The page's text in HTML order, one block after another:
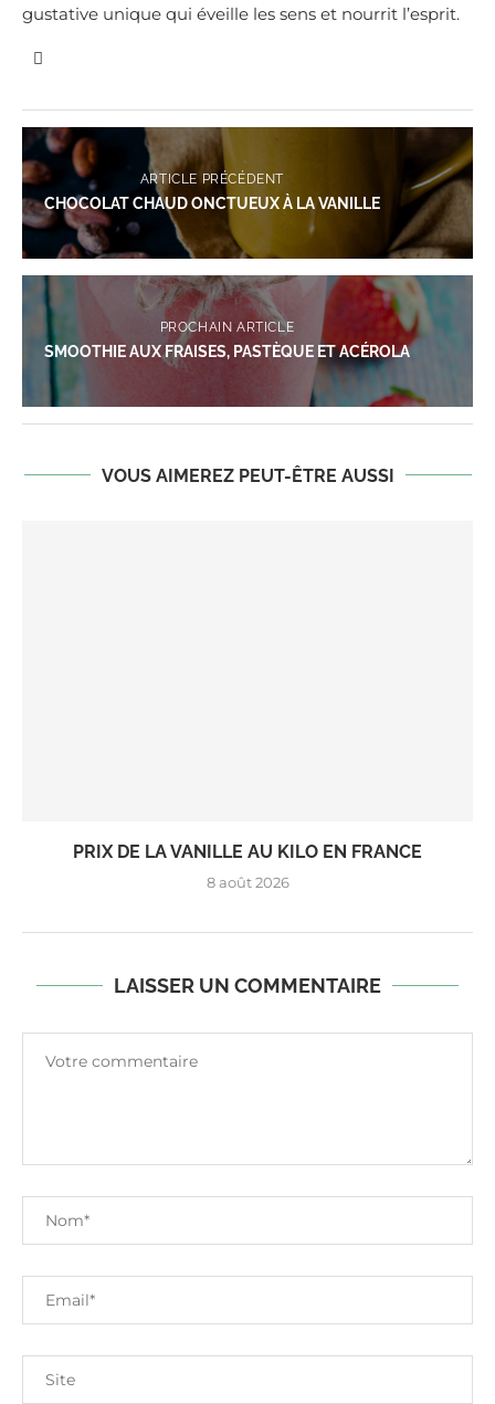
gustative unique qui éveille les sens et nourrit l’esprit.
ARTICLE PRÉCÉDENT
CHOCOLAT CHAUD ONCTUEUX À LA VANILLE
PROCHAIN ARTICLE
SMOOTHIE AUX FRAISES, PASTÈQUE ET ACÉROLA
VOUS AIMEREZ PEUT-ÊTRE AUSSI
PRIX DE LA VANILLE AU KILO EN FRANCE
8 août 2026
LAISSER UN COMMENTAIRE